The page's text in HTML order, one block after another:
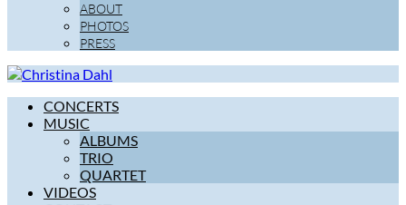
ABOUT
PHOTOS
PRESS
CONCERTS
MUSIC
ALBUMS
TRIO
QUARTET
VIDEOS